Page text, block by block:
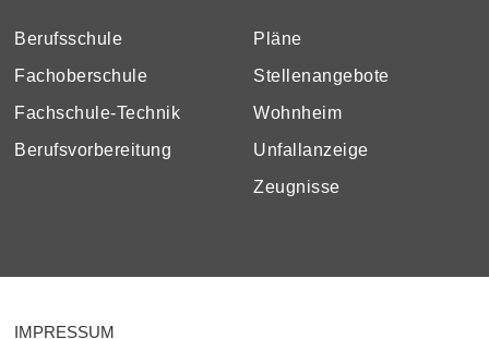
Berufsschule
Fachoberschule
Fachschule-Technik
Berufsvorbereitung
Pläne
Stellenangebote
Wohnheim
Unfallanzeige
Zeugnisse
IMPRESSUM